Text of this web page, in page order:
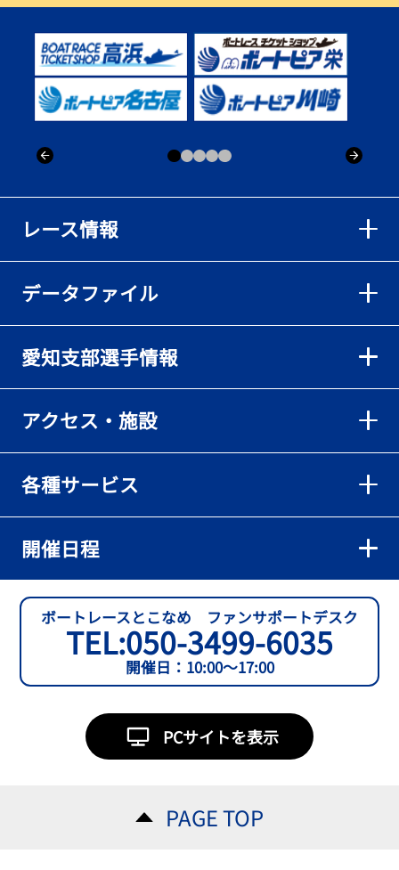
んでもらったし、恩返しをしたいです」～とこなめルーキーＳ
【常滑ボート・ルーキーＳ】荒木颯斗 予選９位でセミファイナル進
出「そろそろ優勝したい」
2026年08月02日
回りは良くなった」／常滑 - 日刊スポーツ
【ボートレース】島川海輝が逃げ切って準優勝負駆け成功、準優は
伸び意識の調整で／常滑 - 日刊スポーツ
【ボートレース】地元の荒木颯斗が有言実行の予選突破「そろそろ
2026年08月02日
【とこなめボート】出足抜群の篠原晟弥だが「叩き変える可能性も
ある」と思案顔
【とこなめボート】準優６枠の西川拓利は「チルトを跳ねる可能性
もあります」
2026年08月02日
【とこなめボート ルーキーシリーズ第15戦】石渡翔一郎 内枠狙うぞ
「足は厳しかったけど、４日目につながって良かった」～とこなめ
2026年08月01日
レース情報
データファイル
愛知支部選手情報
アクセス・施設
各種サービス
開催日程
ボートレースとこなめ ファンサポートデスク
TEL:050-3499-6035
開催日：10:00～17:00
PCサイトを表示
PAGE TOP